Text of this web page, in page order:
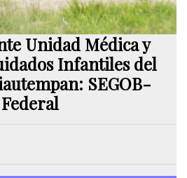
Unidad Médica y
Infantiles del
SEGOB-
Federal